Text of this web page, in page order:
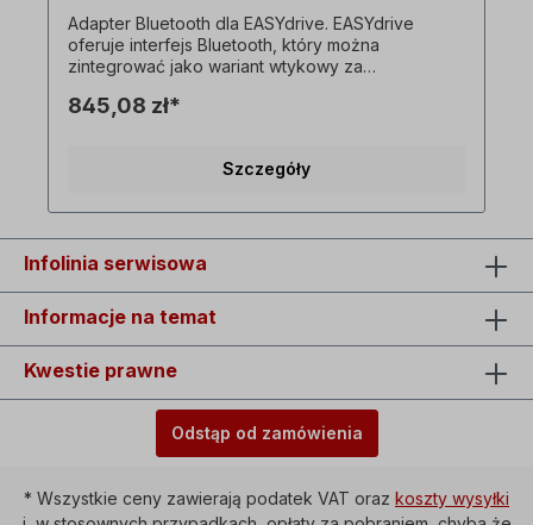
Adapter Bluetooth dla EASYdrive. EASYdrive
oferuje interfejs Bluetooth, który można
zintegrować jako wariant wtykowy za
zintegrowany. -tylko za dopłatą, nie można
produktów są niewiążącymi przykładami!
845,08 zł*
Szczegóły
Infolinia serwisowa
Informacje na temat
Kwestie prawne
Odstąp od zamówienia
* Wszystkie ceny zawierają podatek VAT oraz koszty wysyłki